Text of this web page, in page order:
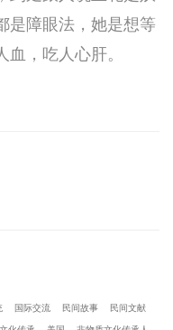
是障眼法，她是想等
，吃人心肝。
国际交流 民间故事 民间文献